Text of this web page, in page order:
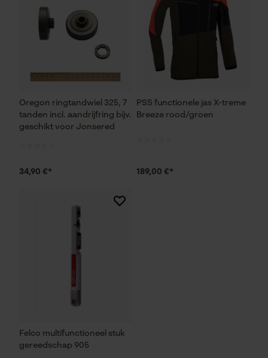
Oregon ringtandwiel 325, 7
tanden incl. aandrijfring bijv.
geschikt voor Jonsered
34,90 €*
PSS functionele jas X-treme
Breeze rood/groen
189,00 €*
Felco multifunctioneel stuk
gereedschap 905
Gepersonaliseerde homepage
Opgeslagen winkelwagen
Persoonlijke begroeting
Geo-IP en gebruikersdetectie
Google Maps